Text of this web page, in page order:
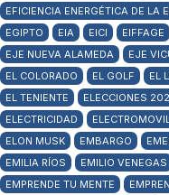
EFICIENCIA ENERGÉTICA DE LA
EGIPTO
EIA EICI EIFFAGE
EJE NUEVA ALAMEDA
EJE
EL COLORADO
EL GOLF EL
EL TENIENTE
ELECCIONES
ELECTRICIDAD
ELON MUSK
EMBARGO
EMILIA RÍOS
EMILIO VENEGAS
EMPRENDE TU MENTE